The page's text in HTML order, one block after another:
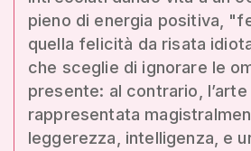
pieno di energia positiva,
quella felicità da risata
che sceglie di ignorare le
presente: al contrario,
rappresentata
leggerezza, intelligenza, e